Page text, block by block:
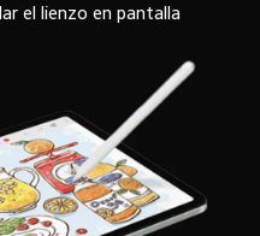
el lienzo en pantalla